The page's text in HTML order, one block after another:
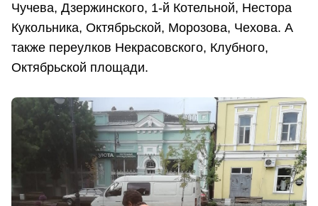
Чучева, Дзержинского, 1-й Котельной, Нестора
Кукольника, Октябрьской, Морозова, Чехова. А
также переулков Некрасовского, Клубного,
Октябрьской площади.